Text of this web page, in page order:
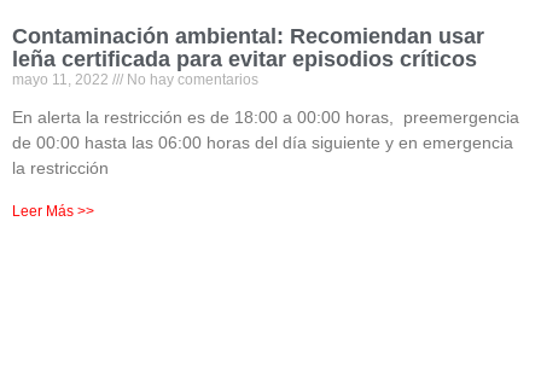
Contaminación ambiental: Recomiendan usar
leña certificada para evitar episodios críticos
mayo 11, 2022 No hay comentarios
En alerta la restricción es de 18:00 a 00:00 horas, preemergencia
de 00:00 hasta las 06:00 horas del día siguiente y en emergencia
la restricción
Leer Más >>